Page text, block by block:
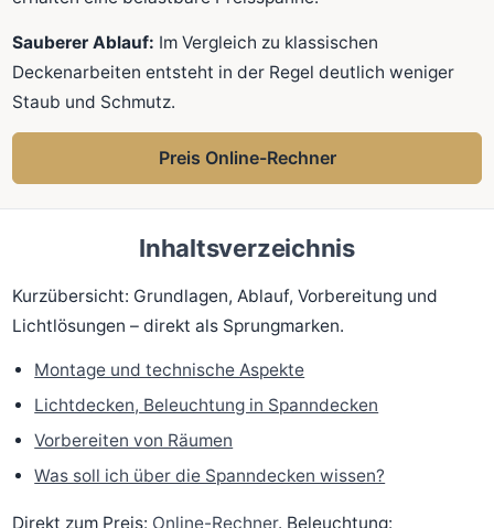
Sauberer Ablauf: Im Vergleich zu klassischen
Deckenarbeiten entsteht in der Regel deutlich weniger
Staub und Schmutz.
Preis Online-Rechner
Inhaltsverzeichnis
Kurzübersicht: Grundlagen, Ablauf, Vorbereitung und
Lichtlösungen – direkt als Sprungmarken.
Montage und technische Aspekte
Lichtdecken, Beleuchtung in Spanndecken
Vorbereiten von Räumen
Was soll ich über die Spanndecken wissen?
Direkt zum Preis: Online-Rechner. Beleuchtung: